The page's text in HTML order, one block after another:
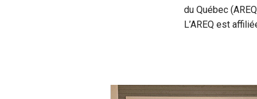
du Québec
L’AREQ est